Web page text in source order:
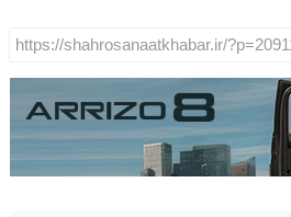
https://shahrosanaatkhabar.ir/